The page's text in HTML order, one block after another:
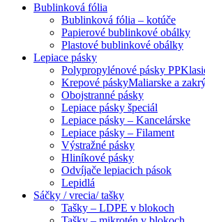
Bublinková fólia
Bublinková fólia – kotúče
Papierové bublinkové obálky
Plastové bublinkové obálky
Lepiace pásky
Polypropylénové pásky PP
Krepové páskyMaliarske a
Obojstranné pásky
Lepiace pásky špeciál
Lepiace pásky – Kancelárske
Lepiace pásky – Filament
Výstražné pásky
Hliníkové pásky
Odvíjače lepiacich pások
Lepidlá
Sáčky / vrecia/ tašky
Tašky – LDPE v blokoch